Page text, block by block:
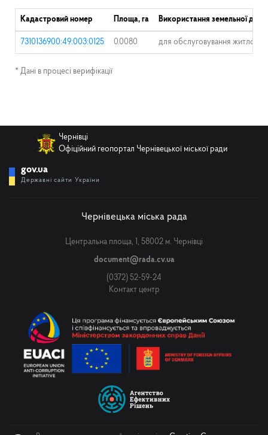
Кадастровий номер Площа, га Використання земельної
7310136900:49:003:0125 0.0080 для обслуговування
* Дані в процесі верифікації
Чернівці
Офіційний геопортал Чернівецької міської ради
gov.ua
Державні сайти України
Чернівецька міська рада
Центральна площа, 1, 58002 м. Чернівці
document@rada.cv.ua
(0372) 52-59-24
Контакт центр